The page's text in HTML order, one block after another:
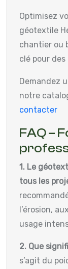
Optimisez
géotextile
chantier ou
clé pour
Demandez
notre
contacter
FAQ –
1. Le
tous les
l’érosion,
usage
2. Que
s’agit du